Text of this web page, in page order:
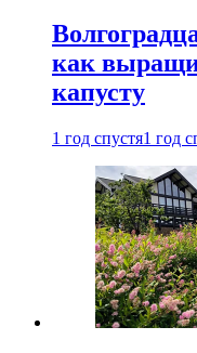
как
капусту
1 год спустя1 год